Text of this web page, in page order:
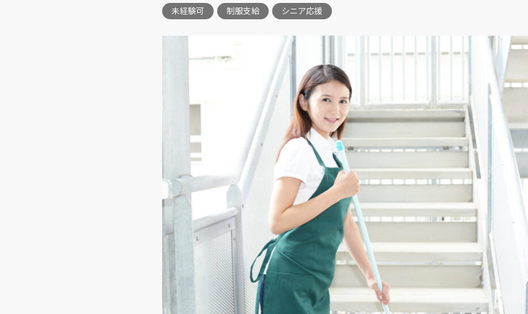
未経験可 制服支給 シニア応援